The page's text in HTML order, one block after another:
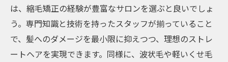
は、縮毛矯正の経験が豊富なサロンを選ぶと良いでしょ
う。専門知識と技術を持ったスタッフが揃っていること
で、髪へのダメージを最小限に抑えつつ、理想のストレ
ートヘアを実現できます。同様に、波状毛や軽いくせ毛